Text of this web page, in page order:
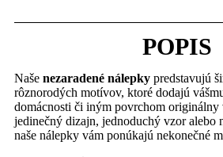
POPIS
Naše nezaradené nálepky predstavujú
rôznorodých motívov, ktoré dodajú
domácnosti či iným povrchom
jedinečný dizajn, jednoduchý vzor alebo
naše nálepky vám ponúkajú nekonečné